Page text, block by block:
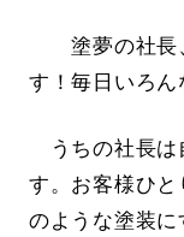
塗夢の社長
す！毎日いろん
うちの社長は
す。お客様ひ
のような塗装